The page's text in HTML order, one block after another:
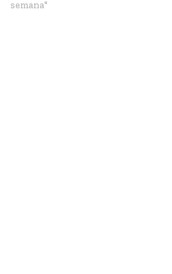
semana"